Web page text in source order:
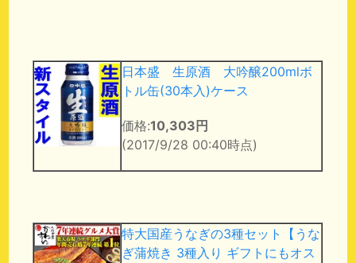
日本盛 生原酒 大吟醸200mlボ
トル缶(30本入)ケース
価格:10,303円
(2017/9/28 00:40時点)
特大国産うなぎの3種セット【うな
ぎ蒲焼き 3種入り ギフトにもオス